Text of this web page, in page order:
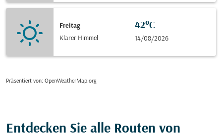
Freitag
Klarer Himmel
42°C
14/08/2026
Präsentiert von: OpenWeatherMap.org
Entdecken Sie alle Routen von